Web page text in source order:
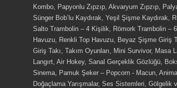
Kombo, Papyonlu Zıpzıp, Akvaryum Zıpzıp,
Sünger Bob’lu Kaydırak, Yeşil Şişme Kaydırak,
Salto Trambolin – 4 Kişilik, Römork Trambolin –
Havuzu, Renkli Top Havuzu, Beyaz Şişme Giriş
Giriş Takı, Takım Oyunları, Mini Survivor, Masa
Langırt, Air Hokey, Sanal Gerçeklik Gözlüğü,
Sinema, Pamuk Şeker – Popcorn - Macun,
Doğaçlama Yarışmalar, Ses Sistemleri, Gölgelik